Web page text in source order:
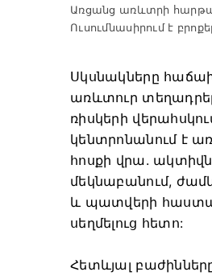
Առցանց առևտրի
Ուսումնասիրում է
Սկսնակները
առևտուր
ռիսկերի
կենտրոնանում է
հոսքի վրա.
մեկնաբանում,
և պատվերի
սեղմելուց հետո:
Հետևյալ